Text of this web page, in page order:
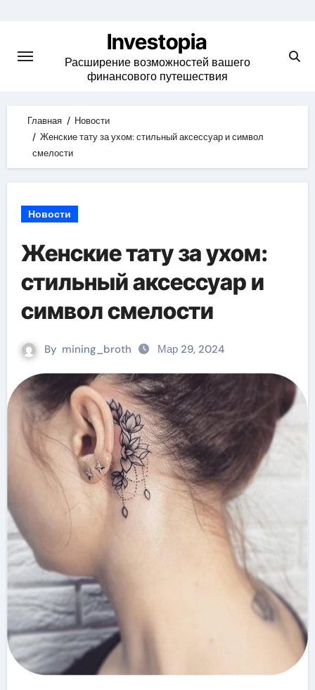
content
Investopia
Расширение возможностей вашего
финансового путешествия
Главная
Новости
Женские тату за ухом: стильный аксессуар и символ
смелости
Новости
Женские тату за ухом:
стильный аксессуар и
символ смелости
By mining_broth Мар 29, 2024